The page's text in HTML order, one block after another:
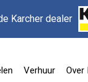
Karcher dealer
Verhuur Over